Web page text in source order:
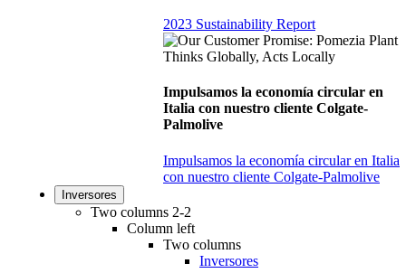
2023 Sustainability Report
Impulsamos la economía circular en
Italia con nuestro cliente Colgate-
Palmolive
Impulsamos la economía circular en Italia
con nuestro cliente Colgate-Palmolive
Inversores
Two columns 2-2
Column left
Two columns
Inversores